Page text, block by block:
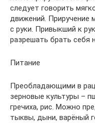
следует говорить
движений. Приручение
с руки. Привыкший к
разрешать брать себя
Питание
Преобладающими в
зерновые культуры –
гречиха, рис. Можно
тыквы, дыни, варёный